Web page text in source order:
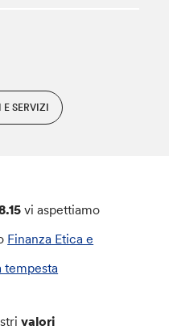
E SERVIZI
vi aspettiamo
Finanza Etica e
tempesta
valori